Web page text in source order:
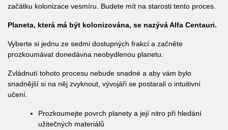
začátku kolonizace vesmíru. Budete mít na starosti tento proces.
Planeta, která má být kolonizována, se nazývá Alfa Centauri.
Vyberte si jednu ze sedmi dostupných frakcí a začněte
prozkoumávat donedávna neobydlenou planetu.
Zvládnutí tohoto procesu nebude snadné a aby vám bylo
snadnější si na něj zvyknout, vývojáři se postarali o intuitivní
učení.
Prozkoumejte povrch planety a její nitro při hledání
užitečných materiálů